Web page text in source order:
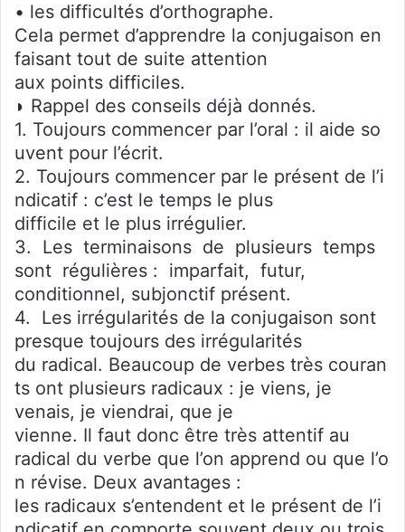
• les difficultés d’orthographe.
Cela permet d’apprendre la conjugaison en
faisant tout de suite attention
aux points difficiles.
◗ Rappel des conseils déjà donnés.
1. Toujours commencer par l’oral : il aide so
uvent pour l’écrit.
2. Toujours commencer par le présent de l’i
ndicatif : c’est le temps le plus
difficile et le plus irrégulier.
3. Les terminaisons de plusieurs temps
sont régulières : imparfait, futur,
conditionnel, subjonctif présent.
4. Les irrégularités de la conjugaison sont
presque toujours des irrégularités
du radical. Beaucoup de verbes très couran
ts ont plusieurs radicaux : je viens, je
venais, je viendrai, que je
vienne. Il faut donc être très attentif au
radical du verbe que l’on apprend ou que l’o
n révise. Deux avantages :
les radicaux s’entendent et le présent de l’i